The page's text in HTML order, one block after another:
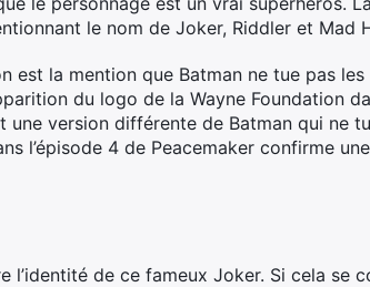
le nom de Joker, Riddler et Mad
la mention que Batman ne tue pas
du logo de la Wayne Foundation
version différente de Batman qui ne
l’épisode 4 de Peacemaker confirme
de ce fameux Joker. Si cela se